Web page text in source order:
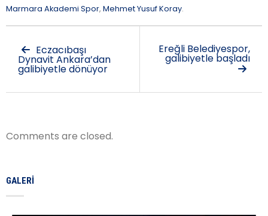
Marmara Akademi Spor, Mehmet Yusuf Koray.
Eczacıbaşı
Dynavit Ankara’dan
galibiyetle dönüyor
Ereğli Belediyespor,
galibiyetle başladı
Comments are closed.
GALERI